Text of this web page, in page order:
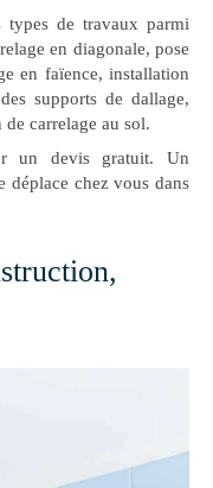
types de travaux parmi
en diagonale, pose
en faïence, installation
supports de dallage,
carrelage au sol.
un devis gratuit. Un
déplace chez vous dans